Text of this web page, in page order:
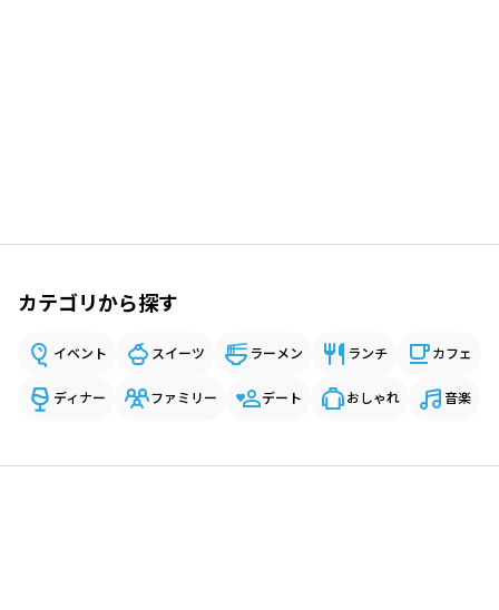
カテゴリから探す
イベント スイーツ ラーメン ランチ カフェ
ディナー ファミリー デート おしゃれ 音楽